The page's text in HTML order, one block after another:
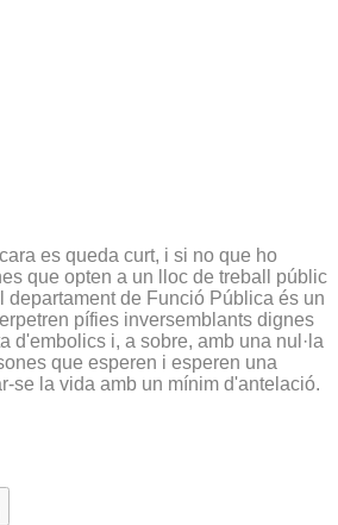
es queda curt, i si no que ho
que opten a un lloc de treball públic
departament de Funció Pública és un
pífies inversemblants dignes
d'embolics i, a sobre, amb una nul·la
que esperen i esperen una
se la vida amb un mínim d'antelació.